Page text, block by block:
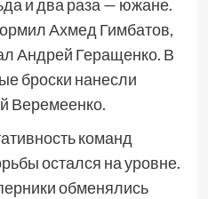
и два раза — южане.
Ахмед Гимбатов,
Андрей Геращенко. В
броски нанесли
Веремеенко.
команд
остался на уровне.
обменялись